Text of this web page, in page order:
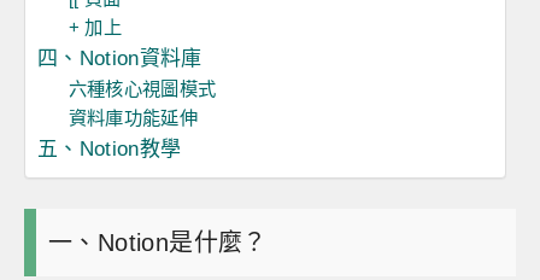
+ 加上
四、Notion資料庫
六種核心視圖模式
資料庫功能延伸
五、Notion教學
一、Notion是什麼？